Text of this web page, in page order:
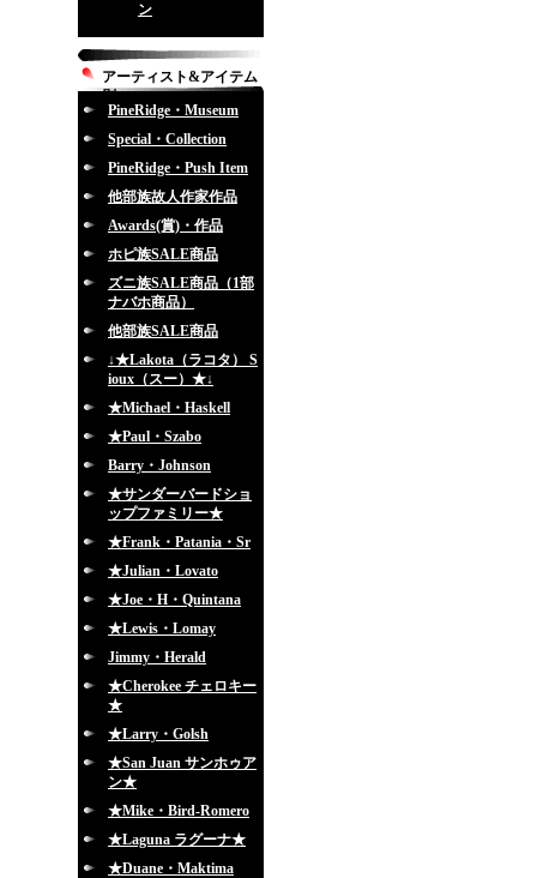
ン
アーティスト&アイテム
別
PineRidge・Museum
Special・Collection
PineRidge・Push Item
他部族故人作家作品
Awards(賞)・作品
ホピ族SALE商品
ズニ族SALE商品（1部
ナバホ商品）
他部族SALE商品
↓★Lakota（ラコタ） S
ioux（スー）★↓
★Michael・Haskell
★Paul・Szabo
Barry・Johnson
★サンダーバードショ
ップファミリー★
★Frank・Patania・Sr
★Julian・Lovato
★Joe・H・Quintana
★Lewis・Lomay
Jimmy・Herald
★Cherokee チェロキー
★
★Larry・Golsh
★San Juan サンホゥア
ン★
★Mike・Bird-Romero
★Laguna ラグーナ★
★Duane・Maktima